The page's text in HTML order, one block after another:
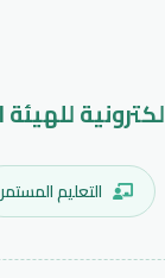
التعليم المستمر